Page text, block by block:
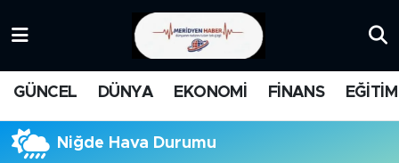
GÜNCEL DÜNYA EKONOMİ FİNANS EĞİTİM
Niğde Hava Durumu